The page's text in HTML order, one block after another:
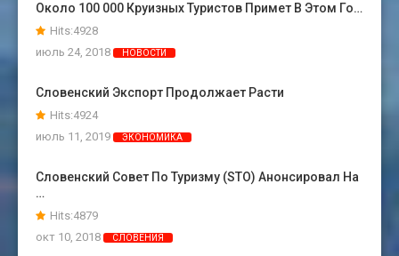
Около 100 000 Круизных Туристов Примет В Этом Го…
Hits:4928
июль 24, 2018
НОВОСТИ
Словенский Экспорт Продолжает Расти
Hits:4924
июль 11, 2019
ЭКОНОМИКА
Словенский Совет По Туризму (STO) Анонсировал На
…
Hits:4879
окт 10, 2018
СЛОВЕНИЯ